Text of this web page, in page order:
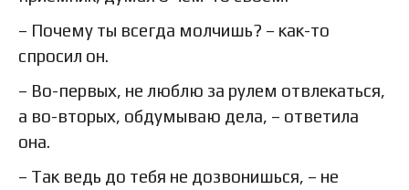
– Почему ты всегда молчишь? – как-то
спросил он.
– Во-первых, не люблю за рулем отвлекаться,
а во-вторых, обдумываю дела, – ответила
она.
– Так ведь до тебя не дозвонишься, – не